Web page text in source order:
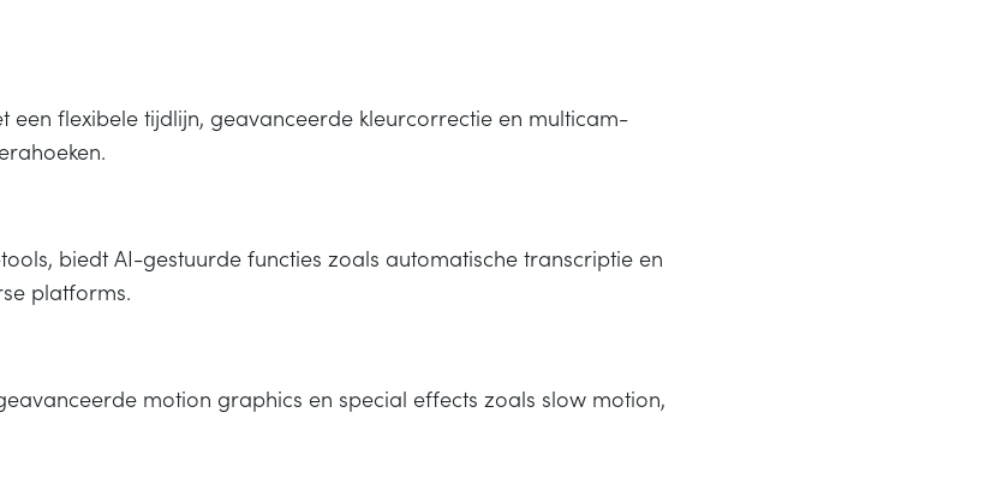
flexibele tijdlijn, geavanceerde kleurcorrectie en multicam-
biedt AI-gestuurde functies zoals automatische transcriptie en
platforms.
motion graphics en special effects zoals slow motion,